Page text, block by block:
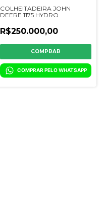
COLHEITADEIRA JOHN
DEERE 1175 HYDRO
R$250.000,00
COMPRAR PELO WHATSAPP